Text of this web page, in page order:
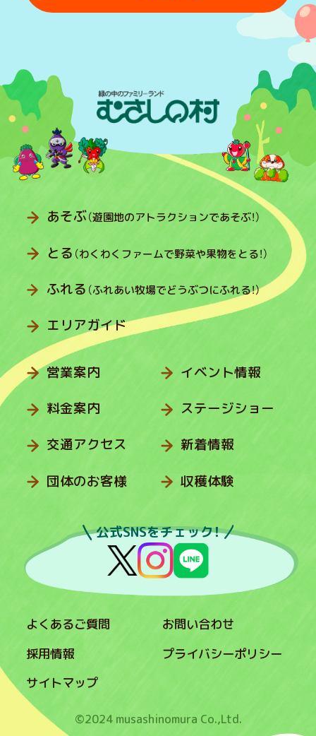
あそぶ（遊園地のアトラクションであそぶ！）
とる （わくわくファームで野菜や果物をとる！）
ふれる （ふれあい牧場でどうぶつにふれる！）
エリアガイド
営業案内
料金案内
交通アクセス
団体のお客様
イベント情報
ステージショー
新着情報
収穫体験
公式SNSをチェック！
よくあるご質問
お問い合わせ
採用情報
プライバシーポリシー
サイトマップ
©2024 musashinomura Co.,Ltd.